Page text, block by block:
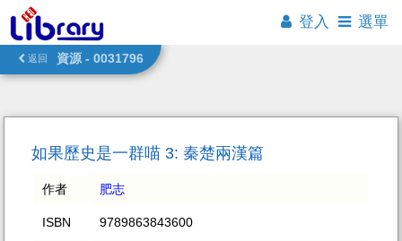
登入 選單
返回 資源 - 0031796
如果歷史是一群喵 3: 秦楚兩漢篇
作者 肥志
ISBN 9789863843600